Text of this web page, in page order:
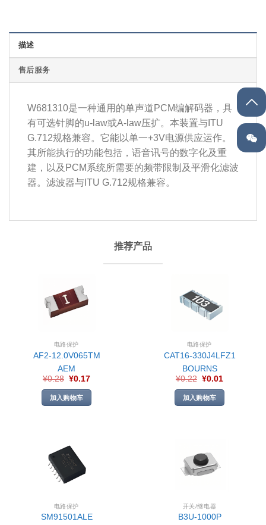
描述
售后服务
W681310是一种通用的单声道PCM编解码器，具
有可选针脚的u-law或A-law压扩。本装置与ITU
G.712规格兼容。它能以单一+3V电源供应运作。
其所能执行的功能包括，语音讯号的数字化及重
建，以及PCM系统所需要的频带限制及平滑化滤波
器。滤波器与ITU G.712规格兼容。
推荐产品
电路保护
AF2-12.0V065TM
AEM
¥0.28 ¥0.17
加入购物车
电路保护
CAT16-330J4LFZ1
BOURNS
¥0.22 ¥0.01
加入购物车
电路保护
SM91501ALE
开关/继电器
B3U-1000P